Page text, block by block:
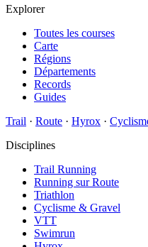
Explorer
Toutes les courses
Carte
Régions
Départements
Records
Guides
Trail · Route · Hyrox ·
Disciplines
Trail Running
Running sur Route
Triathlon
Cyclisme & Gravel
VTT
Swimrun